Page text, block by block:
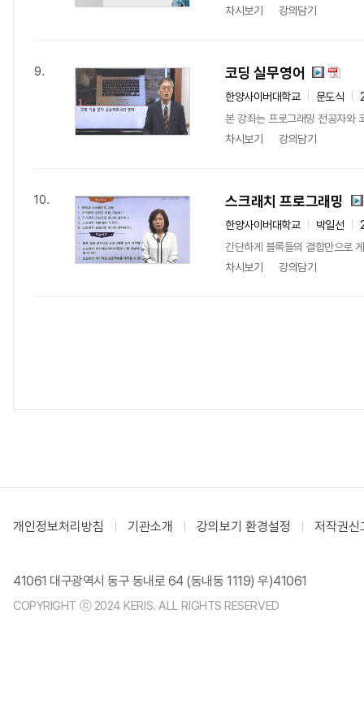
차시보기
강의담기
9. 코딩 실무영어
한양사이버대학교 문도식
본 강좌는 프로그래밍 전공자와
차시보기
강의담기
10. 스크래치 프로그래밍
한양사이버대학교 박일선
간단하게 블록들의 결합만으로
차시보기
강의담기
개인정보처리방침 기관소개 강의보기 환경설정 저작권신
41061 대구광역시 동구 동내로 64 (동내동 1119) 우)41061
COPYRIGHT ⓒ 2024 KERIS. ALL RIGHTS RESERVED